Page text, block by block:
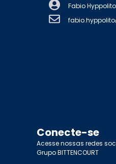
Fabio Hyppolito
Conecte-se
Acesse nossas redes
Grupo BITTENCOURT